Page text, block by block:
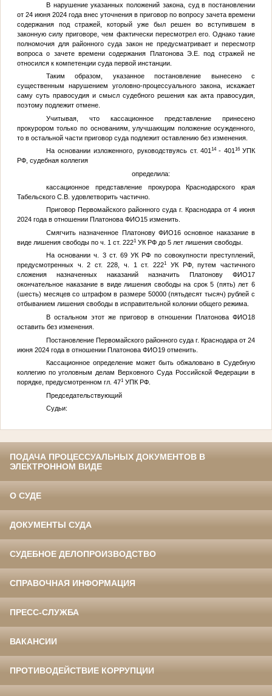
В нарушение указанных положений закона, суд в постановлении
от 24 июня 2024 года внес уточнения в приговор по вопросу зачета времени
содержания под стражей, который уже был решен во вступившем в
законную силу приговоре, чем фактически пересмотрел его. Однако такие
полномочия для районного суда закон не предусматривает и пересмотр
вопроса о зачете времени содержания Платонова Э.Е. под стражей не
относился к компетенции суда первой инстанции.
Таким образом, указанное постановление вынесено с
существенным нарушением уголовно-процессуального закона, искажает
саму суть правосудия и смысл судебного решения как акта правосудия,
поэтому подлежит отмене.
Учитывая, что кассационное представление принесено
прокурором только по основаниям, улучшающим положение осужденного,
то в остальной части приговор суда подлежит оставлению без изменения.
На основании изложенного, руководствуясь ст. 40114 - 40116УПК
РФ, судебная коллегия
определила:
кассационное представление прокурора Краснодарского края
Табельского С.В. удовлетворить частично.
Приговор Первомайского районного суда г. Краснодара от 4 июня
2024 года в отношении Платонова ФИО15изменить.
Смягчить назначенное Платонову ФИО16 основное наказание в
виде лишения свободы по ч. 1 ст. 2221УК РФ до 5 лет лишения свободы.
На основании ч. 3 ст. 69 УК РФ по совокупности преступлений,
предусмотренных ч. 2 ст. 228, ч. 1 ст. 2221
УК РФ, путем частичного
сложения назначенных наказаний назначить ПлатоновуФИО17
окончательное наказание в виде лишения свободы на срок 5 (пять) лет 6
(шесть) месяцев со штрафом в размере 50000 (пятьдесят тысяч) рублей с
отбыванием лишения свободы в исправительной колонии общего режима.
В остальном этот же приговор в отношении ПлатоноваФИО18
оставить без изменения.
Постановление Первомайского районного суда г. Краснодара от 24
июня 2024 года в отношении Платонова ФИО19отменить.
Кассационное определение может быть обжаловано в Судебную
коллегию по уголовным делам Верховного Суда Российской Федерации в
порядке, предусмотренном гл. 471УПК РФ.
Председательствующий
Судьи:
ПОДАЧА ПРОЦЕССУАЛЬНЫХ ДОКУМЕНТОВ В
ЭЛЕКТРОННОМ ВИДЕ
О СУДЕ
ДОКУМЕНТЫ СУДА
СУДЕБНОЕ ДЕЛОПРОИЗВОДСТВО
СПРАВОЧНАЯ ИНФОРМАЦИЯ
ПРЕСС-СЛУЖБА
ВАКАНСИИ
ПРОТИВОДЕЙСТВИЕ КОРРУПЦИИ